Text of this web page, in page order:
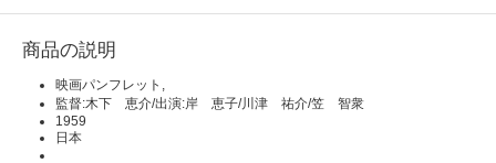
商品の説明
映画パンフレット,
監督:木下 恵介/出演:岸 恵子/川津 祐介/笠 智衆
1959
日本